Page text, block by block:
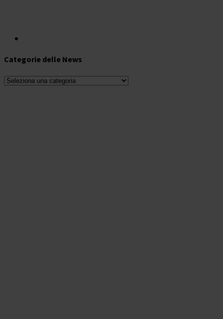
Categorie delle News
Categorie